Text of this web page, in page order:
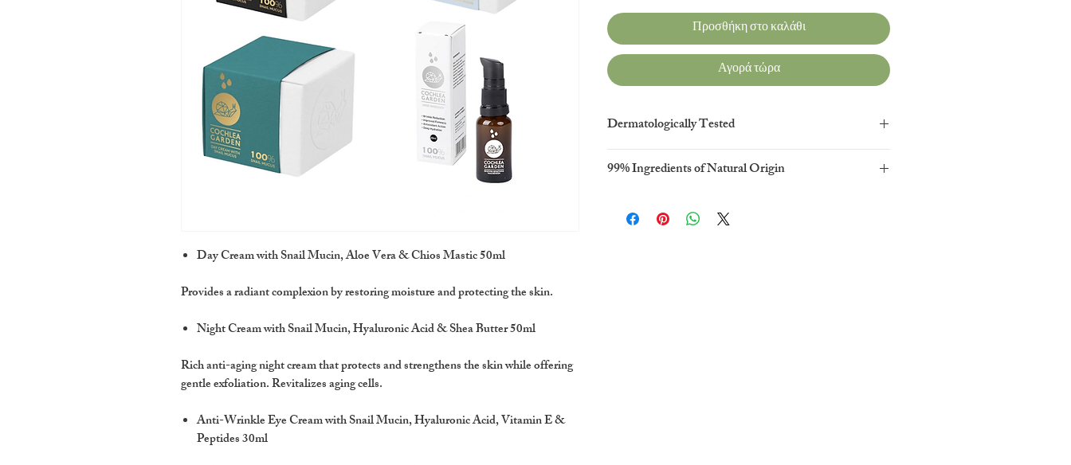
Day Cream with Snail Mucin, Aloe Vera & Chios Mastic 50ml
Provides a radiant complexion by restoring moisture and protecting the skin.
Night Cream with Snail Mucin, Hyaluronic Acid & Shea Butter 50ml
Rich anti-aging night cream that protects and strengthens the skin while offering
gentle exfoliation. Revitalizes aging cells.
Anti-Wrinkle Eye Cream with Snail Mucin, Hyaluronic Acid, Vitamin E &
Peptides 30ml
Προσθήκη στο καλάθι
Αγορά τώρα
Dermatologically Tested
99% Ingredients of Natural Origin